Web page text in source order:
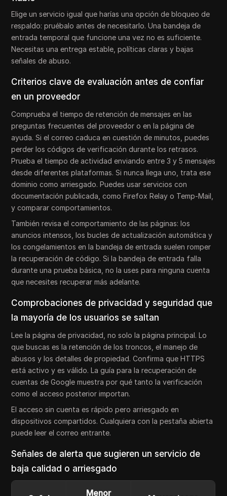
Elige un servicio igual que harías una opción de bloqueo de
respaldo: pruébalo antes de necesitarlo. Una bandeja de
entrada temporal que funcione una vez no es suficiente.
Necesitas una entrega estable, políticas claras y bajas
señales de abuso.
Criterios clave de evaluación antes de confiar
en un proveedor
Comprueba el tiempo de retención de mensajes en las
preguntas frecuentes del proveedor o en la página de
ayuda. Si el correo caduca en cuestión de minutos, puedes
perder los códigos de verificación durante los retrasos.
Prueba el tiempo de actividad enviando entre 3 y 5 mensajes
desde diferentes plataformas. Si nunca llega uno, trata ese
dominio como arriesgado. Puedes usar servicios con
documentación publicada, como Firefox Relay o Temp-Mail,
y comparar comportamientos.
También revisa el comportamiento de las páginas: los
anuncios intensos, los bucles de actualización automática y
los congelamientos en la bandeja de entrada suelen romper
la recuperación de código. Si la bandeja de entrada falla
durante una prueba básica, no la uses para ninguna cuenta
que necesites recuperar más adelante.
Comprobaciones de privacidad y seguridad que
la mayoría de los usuarios se saltan
Lee la página de privacidad, no solo la página principal. Lo
que buscas es la retención de los troncos, el manejo de
abusos y los detalles de propiedad. Confirma que HTTPS
está activo y es válido. La guía para la recuperación de
cuentas de Google muestra por qué tanto la verificación
como el acceso posterior importan.
El acceso sin cuenta es rápido pero arriesgado en
dispositivos compartidos. Cualquiera con la pestaña abierta
puede leer el correo entrante.
Señales de alerta que sugieren un servicio de
baja calidad o arriesgado
Menor